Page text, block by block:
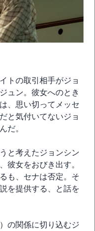
トの取引相手がジョ
ュン。彼女へのとき
、思い切ってメッセ
と気付いてないジョ
だ。
と考えたジョンシン
彼女をおびき出す。
も、セナは否定。そ
を提供する、と話を
の関係に切り込むジ